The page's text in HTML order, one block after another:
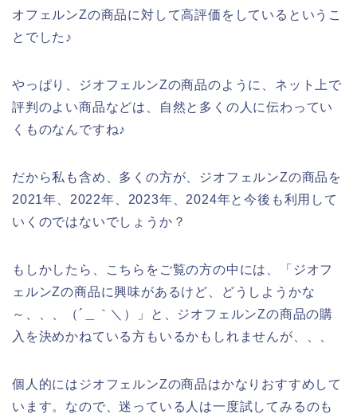
オフェルンZの商品に対して高評価をしているというこ
とでした♪
やっぱり、ジオフェルンZの商品のように、ネット上で
評判のよい商品などは、自然と多くの人に伝わってい
くものなんですね♪
だから私も含め、多くの方が、ジオフェルンZの商品を
2021年、2022年、2023年、2024年と今後も利用して
いくのではないでしょうか？
もしかしたら、こちらをご覧の方の中には、「ジオフ
ェルンZの商品に興味があるけど、どうしようかな
～、、、（´＿｀＼）」と、ジオフェルンZの商品の購
入を決めかねている方もいるかもしれませんが、、、
個人的にはジオフェルンZの商品はかなりおすすめして
います。なので、迷っている人は一度試してみるのも